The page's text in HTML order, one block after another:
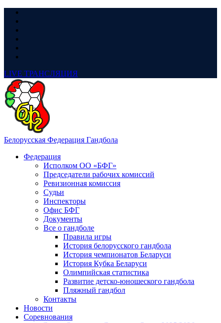
LIVE ТРАНСЛЯЦИЯ
Белорусская Федерация Гандбола
Федерация
Исполком ОО «БФГ»
Председатели рабочих комиссий
Ревизионная комиссия
Судьи
Инспекторы
Офис БФГ
Документы
Все о гандболе
Правила игры
История белорусского гандбола
История чемпионатов Беларуси
История Кубка Беларуси
Олимпийская статистика
Развитие детско-юношеского гандбола
Пляжный гандбол
Контакты
Новости
Соревнования